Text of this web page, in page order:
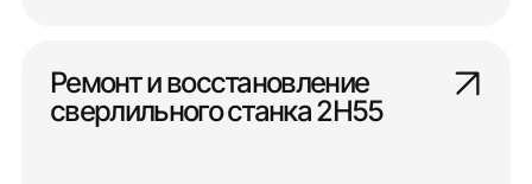
Ремонт и восстановление
сверлильного станка 2Н55